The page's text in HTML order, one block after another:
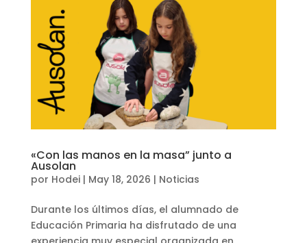
«Con las manos en la masa” junto a
Ausolan
por Hodei| May 18, 2026 | Noticias
Durante los últimos días, el alumnado de
Educación Primaria ha disfrutado de una